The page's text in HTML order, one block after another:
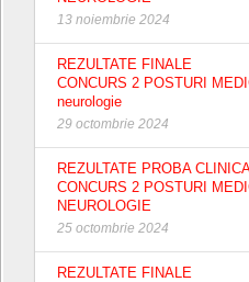
13 noiembrie 2024
REZULTATE FINALE
CONCURS 2 POSTURI
neurologie
29 octombrie 2024
REZULTATE PROBA CLINICA
CONCURS 2 POSTURI
NEUROLOGIE
25 octombrie 2024
REZULTATE FINALE